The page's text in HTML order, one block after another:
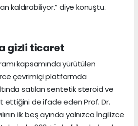
kaldırabiliyor.” diye konuştu.
gizli ticaret
kapsamında yürütülen
çevrimiçi platformda
satılan sentetik steroid ve
ettiğini de ifade eden Prof. Dr.
ilk beş ayında yalnızca İngilizce